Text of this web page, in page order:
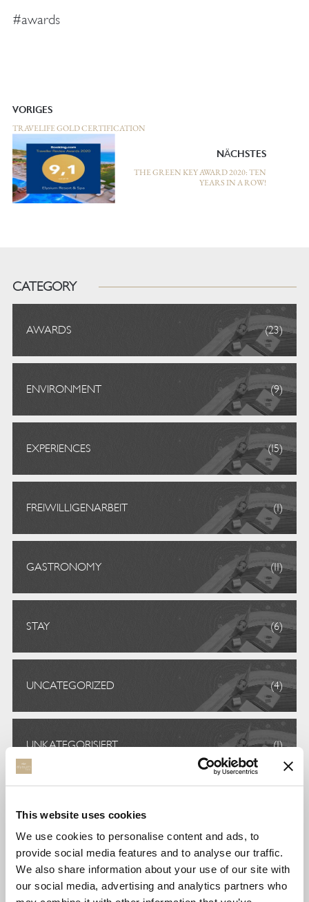
This website uses cookies
We use cookies to personalise content and ads, to
provide social media features and to analyse our traffic.
We also share information about your use of our site with
our social media, advertising and analytics partners who
#awards
VORIGES
TRAVELIFE GOLD CERTIFICATION
NÄCHSTES
THE GREEN KEY AWARD 2020: TEN
YEARS IN A ROW!
CATEGORY
AWARDS (23)
ENVIRONMENT (9)
EXPERIENCES (15)
FREIWILLIGENARBEIT (1)
GASTRONOMY (11)
STAY (6)
UNCATEGORIZED (4)
UNKATEGORISIERT (1)
TAGS